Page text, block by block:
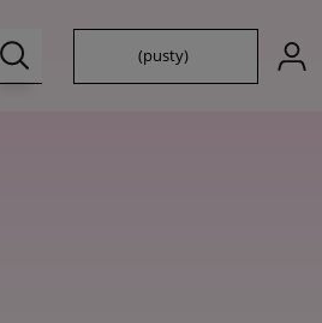
(pusty)